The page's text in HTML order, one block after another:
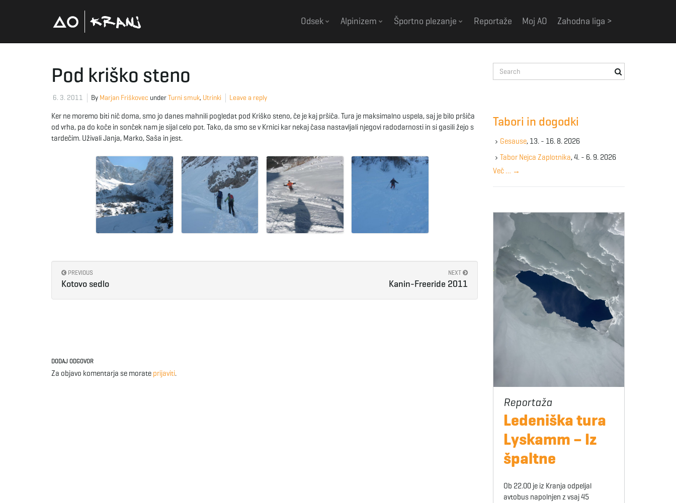
Odsek Alpinizem Športno plezanje Reportaže Moj AO Zahodna liga >
Pod kriško steno
6. 3. 2011 By Marjan Friškovec underTurni smuk, Utrinki Leave a reply
Ker ne moremo biti nič doma, smo jo danes mahnili pogledat pod Kriško steno, če je kaj pršiča. Tura je maksimalno uspela, saj je bilo pršiča
od vrha, pa do koče in sonček nam je sijal celo pot. Tako, da smo se v Krnici kar nekaj časa nastavljali njegovi radodarnosti in si gasili žejo s
tardečim. Uživali Janja, Marko, Saša in jest.
PREVIOUS
Kotovo sedlo
NEXT
Kanin-Freeride 2011
DODAJ ODGOVOR
Za objavo komentarja se morate prijaviti.
e
e
y
w
r
Tabori in dogodki
Gesause, 13. - 16. 8. 2026
Tabor Nejca Zaplotnika, 4. - 6. 9. 2026
Več … →
Ledeniška tura
Lyskamm – Iz
špaltne
Ob 22.00 je iz Kranja odpeljal
avtobus napolnjen z vsaj 45